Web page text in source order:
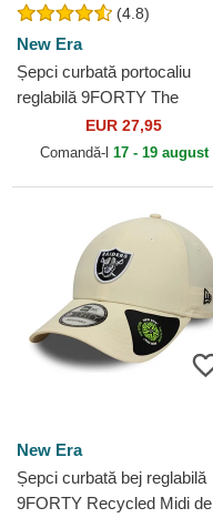
(4.8)
New Era
Șepci curbată portocaliu
reglabilă 9FORTY The
League de Denver Broncos
NFL de New Era
EUR 27,95
Comandă-l 17 - 19 august
New Era
Șepci curbată bej reglabilă
9FORTY Recycled Midi de